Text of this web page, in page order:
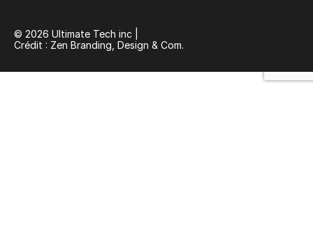
© 2026 Ultimate Tech inc |
Crédit : Zen Branding, Design & Com.